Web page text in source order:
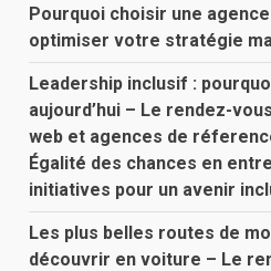
Pourquoi choisir une
optimiser votre stratégie
Leadership inclusif :
aujourd’hui – Le rendez-
web et agences de
Égalité des chances en
initiatives pour un avenir
Les plus belles routes de
découvrir en voiture – Le